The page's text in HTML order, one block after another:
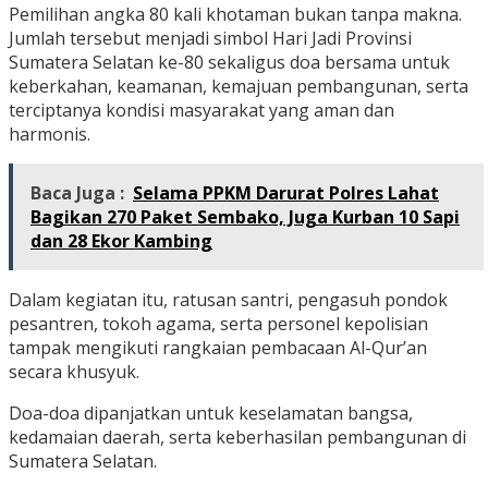
Pemilihan angka 80 kali khotaman bukan tanpa makna.
Jumlah tersebut menjadi simbol Hari Jadi Provinsi
Sumatera Selatan ke-80 sekaligus doa bersama untuk
keberkahan, keamanan, kemajuan pembangunan, serta
terciptanya kondisi masyarakat yang aman dan
harmonis.
Baca Juga : Selama PPKM Darurat Polres Lahat
Bagikan 270 Paket Sembako, Juga Kurban 10 Sapi
dan 28 Ekor Kambing
Dalam kegiatan itu, ratusan santri, pengasuh pondok
pesantren, tokoh agama, serta personel kepolisian
tampak mengikuti rangkaian pembacaan Al-Qur’an
secara khusyuk.
Doa-doa dipanjatkan untuk keselamatan bangsa,
kedamaian daerah, serta keberhasilan pembangunan di
Sumatera Selatan.